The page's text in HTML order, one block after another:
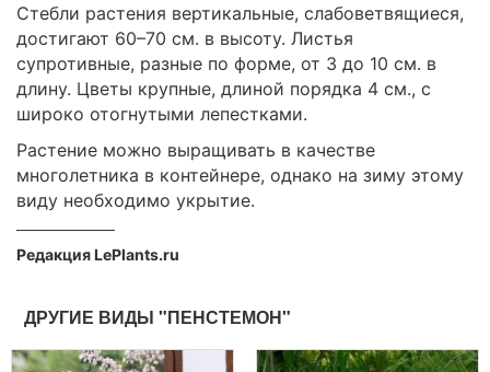
Стебли растения вертикальные, слабоветвящиеся,
достигают 60–70 см. в высоту. Листья
супротивные, разные по форме, от 3 до 10 см. в
длину. Цветы крупные, длиной порядка 4 см., с
широко отогнутыми лепестками.
Растение можно выращивать в качестве
многолетника в контейнере, однако на зиму этому
виду необходимо укрытие.
Редакция LePlants.ru
ДРУГИЕ ВИДЫ "ПЕНСТЕМОН"